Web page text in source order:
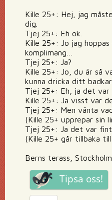
Kille 25+: Hej, jag
dig.
Tjej 25+: Eh ok.
Kille 25+: Jo jag
komplimang…
Tjej 25+: Ja?
Kille 25+: Jo, du är så
kunna dricka ditt
Tjej 25+: Eh, ja det
Kille 25+: Ja visst var
Tjej 25+: Men vänta
(Kille 25+ upprepar sin
Tjej 25+: Ja det var
(Kille 25+ går tillbaka till
Berns terass, Stockholm
Tipsa oss!